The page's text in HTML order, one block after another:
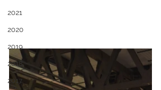
2021
2020
2019
2018
2017